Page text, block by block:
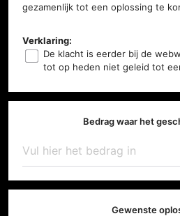
gezamenlijk tot een oplossing te
Verklaring:
De klacht is eerder bij de
tot op heden niet geleid tot
Bedrag waar het
Gewenste